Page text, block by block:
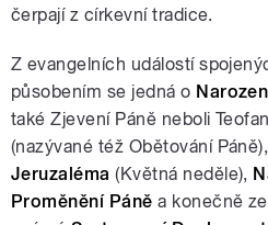
čerpají z církevní tradice.
Z evangelních událostí
působením se jedná o
také Zjevení Páně neboli
(nazývané též Obětování Páně),
Jeruzaléma (Květná neděle),
Proměnění Páně a konečně